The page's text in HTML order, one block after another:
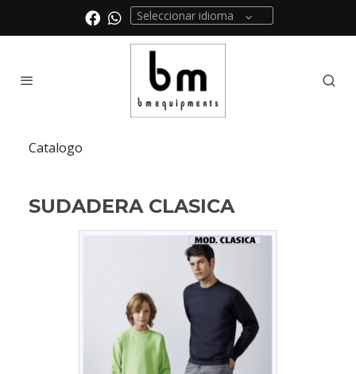
Seleccionar idioma
Catalogo
SUDADERA CLASICA